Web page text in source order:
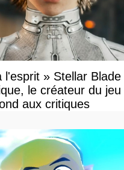
l'esprit » Stellar
le créateur du
aux critiques